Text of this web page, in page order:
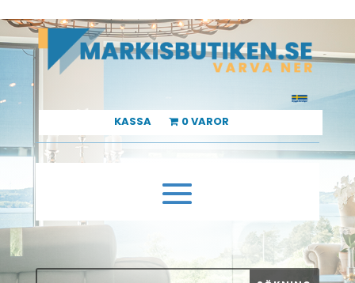
KASSA 0 VAROR